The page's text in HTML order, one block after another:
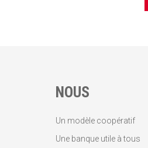
NOUS
Un modèle coopératif
Une banque utile à tous